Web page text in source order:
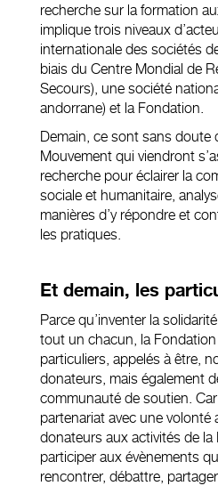
recherche sur la formation
implique trois niveaux
internationale des sociétés
biais du Centre Mondial de
Secours), une société
andorrane) et la Fondation.
Demain, ce sont sans doute
Mouvement qui viendront
recherche pour éclairer la
sociale et humanitaire,
manières d’y répondre et
les pratiques.
Et demain, les
Parce qu’inventer la
tout un chacun, la Fondation
particuliers, appelés à être,
donateurs, mais également
communauté de soutien.
partenariat avec une volonté
donateurs aux activités de
participer aux évènements
rencontrer, débattre,